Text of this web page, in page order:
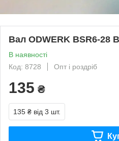
Вал ODWERK BSR6-28
В наявності
Код: 8728
Опт і роздріб
135 ₴
135 ₴ від 3 шт.